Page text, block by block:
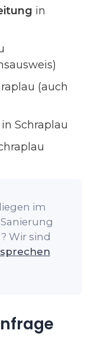
in
(auch
in Schraplau
im
Wir sind
sprechen